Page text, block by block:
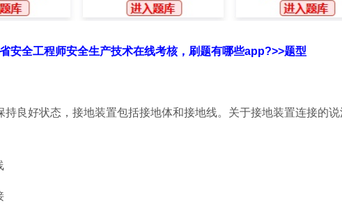
安全工程师安全生产技术在线考核，刷题有哪些app?>>题型
良好状态，接地装置包括接地体和接地线。关于接地装置连接的说